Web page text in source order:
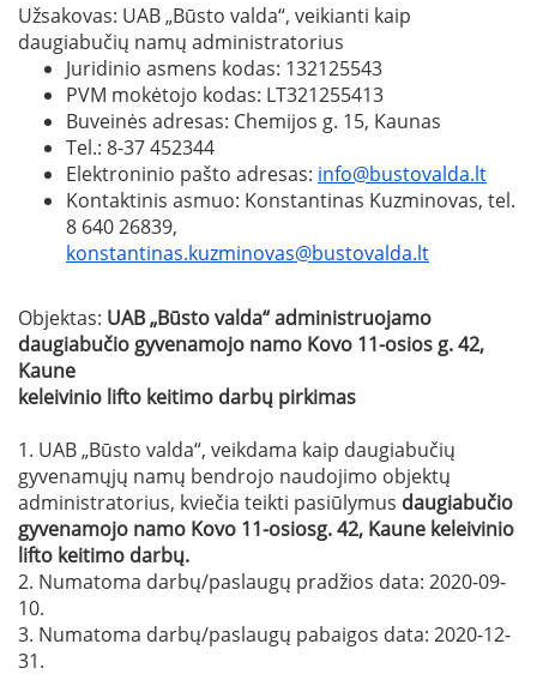
Užsakovas: UAB „Būsto valda“, veikianti kaip
daugiabučių namų administratorius
Juridinio asmens kodas: 132125543
PVM mokėtojo kodas: LT321255413
Buveinės adresas: Chemijos g. 15, Kaunas
Tel.: 8-37 452344
Elektroninio pašto adresas: info@bustovalda.lt
Kontaktinis asmuo: Konstantinas Kuzminovas, tel.
8 640 26839,
konstantinas.kuzminovas@bustovalda.lt
Objektas: UAB „Būsto valda“ administruojamo
daugiabučio gyvenamojo namo Kovo 11-osios g. 42,
Kaune
keleivinio lifto keitimo darbų pirkimas
1. UAB „Būsto valda“, veikdama kaip daugiabučių
gyvenamųjų namų bendrojo naudojimo objektų
administratorius, kviečia teikti pasiūlymus daugiabučio
gyvenamojo namo Kovo 11-osiosg. 42, Kaune keleivinio
lifto keitimo darbų.
2. Numatoma darbų/paslaugų pradžios data: 2020-09-
10.
3. Numatoma darbų/paslaugų pabaigos data: 2020-12-
31.